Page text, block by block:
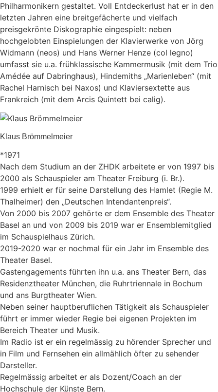
Philharmonikern gestaltet. Voll Entdeckerlust hat er in den
letzten Jahren eine breitgefächerte und vielfach
preisgekrönte Diskographie eingespielt: neben
hochgelobten Einspielungen der Klavierwerke von Jörg
Widmann (neos) und Hans Werner Henze (col legno)
umfasst sie u.a. frühklassische Kammermusik (mit dem Trio
Amédée auf Dabringhaus), Hindemiths „Marienleben“ (mit
Rachel Harnisch bei Naxos) und Klaviersextette aus
Frankreich (mit dem Arcis Quintett bei calig).
Klaus Brömmelmeier
*1971
Nach dem Studium an der ZHDK arbeitete er von 1997 bis
2000 als Schauspieler am Theater Freiburg (i. Br.).
1999 erhielt er für seine Darstellung des Hamlet (Regie M.
Thalheimer) den „Deutschen Intendantenpreis“.
Von 2000 bis 2007 gehörte er dem Ensemble des Theater
Basel an und von 2009 bis 2019 war er Ensemblemitglied
im Schauspielhaus Zürich.
2019-2020 war er nochmal für ein Jahr im Ensemble des
Theater Basel.
Gastengagements führten ihn u.a. ans Theater Bern, das
Residenztheater München, die Ruhrtriennale in Bochum
und ans Burgtheater Wien.
Neben seiner hauptberuflichen Tätigkeit als Schauspieler
führt er immer wieder Regie bei eigenen Projekten im
Bereich Theater und Musik.
Im Radio ist er ein regelmässig zu hörender Sprecher und
in Film und Fernsehen ein allmählich öfter zu sehender
Darsteller.
Regelmässig arbeitet er als Dozent/Coach an der
Hochschule der Künste Bern.